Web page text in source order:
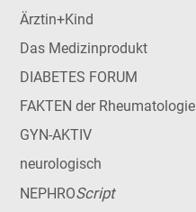
Ärztin+Kind
Das Medizinprodukt
DIABETES FORUM
FAKTEN der Rheumatologie
GYN-AKTIV
neurologisch
NEPHROScript